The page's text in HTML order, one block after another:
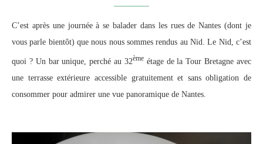
C’est après une journée à se balader dans les rues de Nantes (dont je
vous parle bientôt) que nous nous sommes rendus au Nid. Le Nid, c’est
quoi ? Un bar unique, perché au 32èmeétage de la Tour Bretagne avec
une terrasse extérieure accessible gratuitement et sans obligation de
consommer pour admirer une vue panoramique de Nantes.